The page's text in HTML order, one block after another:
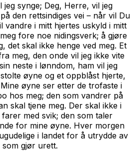
synge; Deg, Herre, vil jeg
den rettsindiges vei – når vil Du
vandre i mitt hjertes uskyld i mitt
fore noe nidingsverk; å gjøre
det skal ikke henge ved meg. Et
meg, den onde vil jeg ikke vite
neste i lønndom, ham vil jeg
øyne og et oppblåst hjerte,
øyne ser etter de trofaste i
hos meg; den som vandrer på
skal tjene meg. Der skal ikke i
med svik; den som taler
for mine øyne. Hver morgen
i landet for å utrydde av
som gjør urett.